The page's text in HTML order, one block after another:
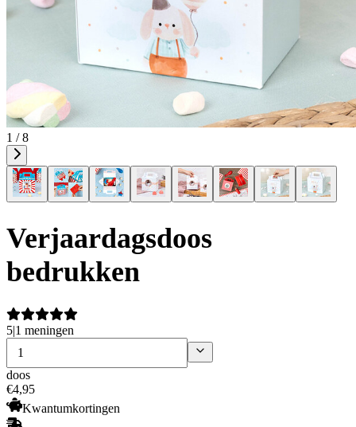
1 / 8
Verjaardagsdoos
bedrukken
5|1 meningen
doos
€4,95
Kwantumkortingen